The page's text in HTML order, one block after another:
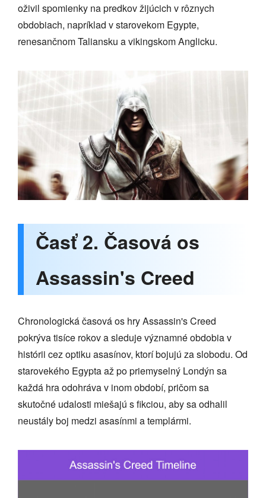
oživil spomienky na predkov žijúcich v rôznych
obdobiach, napríklad v starovekom Egypte,
renesančnom Taliansku a vikingskom Anglicku.
Časť 2. Časová os
Assassin's Creed
Chronologická časová os hry Assassin's Creed
pokrýva tisíce rokov a sleduje významné obdobia v
histórii cez optiku asasínov, ktorí bojujú za slobodu. Od
starovekého Egypta až po priemyselný Londýn sa
každá hra odohráva v inom období, pričom sa
skutočné udalosti miešajú s fikciou, aby sa odhalil
neustály boj medzi asasínmi a templármi.